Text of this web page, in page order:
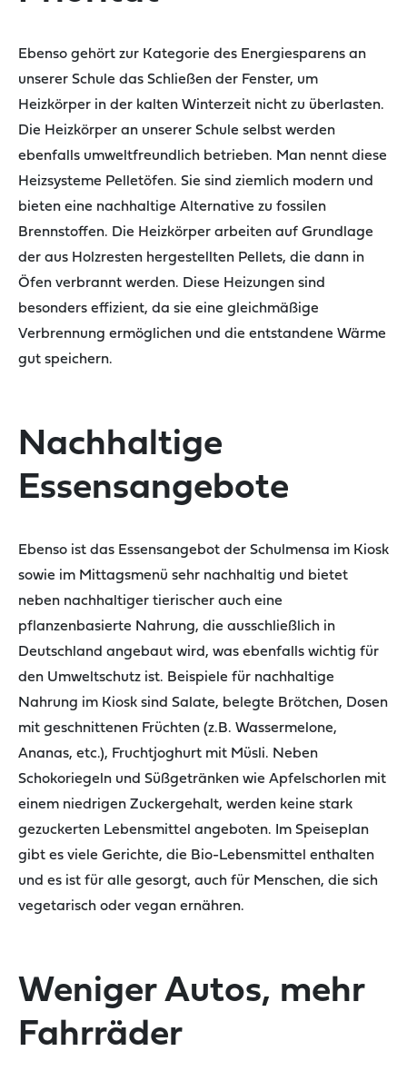
Ebenso gehört zur Kategorie des Energiesparens an
unserer Schule das Schließen der Fenster, um
Heizkörper in der kalten Winterzeit nicht zu überlasten.
Die Heizkörper an unserer Schule selbst werden
ebenfalls umweltfreundlich betrieben. Man nennt diese
Heizsysteme Pelletöfen. Sie sind ziemlich modern und
bieten eine nachhaltige Alternative zu fossilen
Brennstoffen. Die Heizkörper arbeiten auf Grundlage
der aus Holzresten hergestellten Pellets, die dann in
Öfen verbrannt werden. Diese Heizungen sind
besonders effizient, da sie eine gleichmäßige
Verbrennung ermöglichen und die entstandene Wärme
gut speichern.
Nachhaltige
Essensangebote
Ebenso ist das Essensangebot der Schulmensa im Kiosk
sowie im Mittagsmenü sehr nachhaltig und bietet
neben nachhaltiger tierischer auch eine
pflanzenbasierte Nahrung, die ausschließlich in
Deutschland angebaut wird, was ebenfalls wichtig für
den Umweltschutz ist. Beispiele für nachhaltige
Nahrung im Kiosk sind Salate, belegte Brötchen, Dosen
mit geschnittenen Früchten (z.B. Wassermelone,
Ananas, etc.), Fruchtjoghurt mit Müsli. Neben
Schokoriegeln und Süßgetränken wie Apfelschorlen mit
einem niedrigen Zuckergehalt, werden keine stark
gezuckerten Lebensmittel angeboten. Im Speiseplan
gibt es viele Gerichte, die Bio-Lebensmittel enthalten
und es ist für alle gesorgt, auch für Menschen, die sich
vegetarisch oder vegan ernähren.
Weniger Autos, mehr
Fahrräder